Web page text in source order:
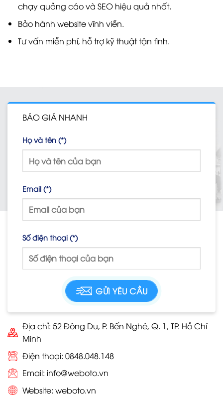
chạy quảng cáo và SEO hiệu quả nhất.
Bảo hành website vĩnh viễn.
Tư vấn miễn phí, hỗ trợ kỹ thuật tận tình.
Địa chỉ: 52 Đông Du, P. Bến Nghé, Q. 1, TP. Hồ Chí
Minh
Điện thoại: 0848.048.148
Email: info@weboto.vn
Website: weboto.vn
BÁO GIÁ NHANH
Họ và tên (*)
Email (*)
Số điện thoại (*)